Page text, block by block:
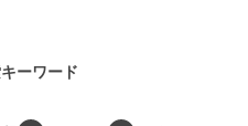
ーワード